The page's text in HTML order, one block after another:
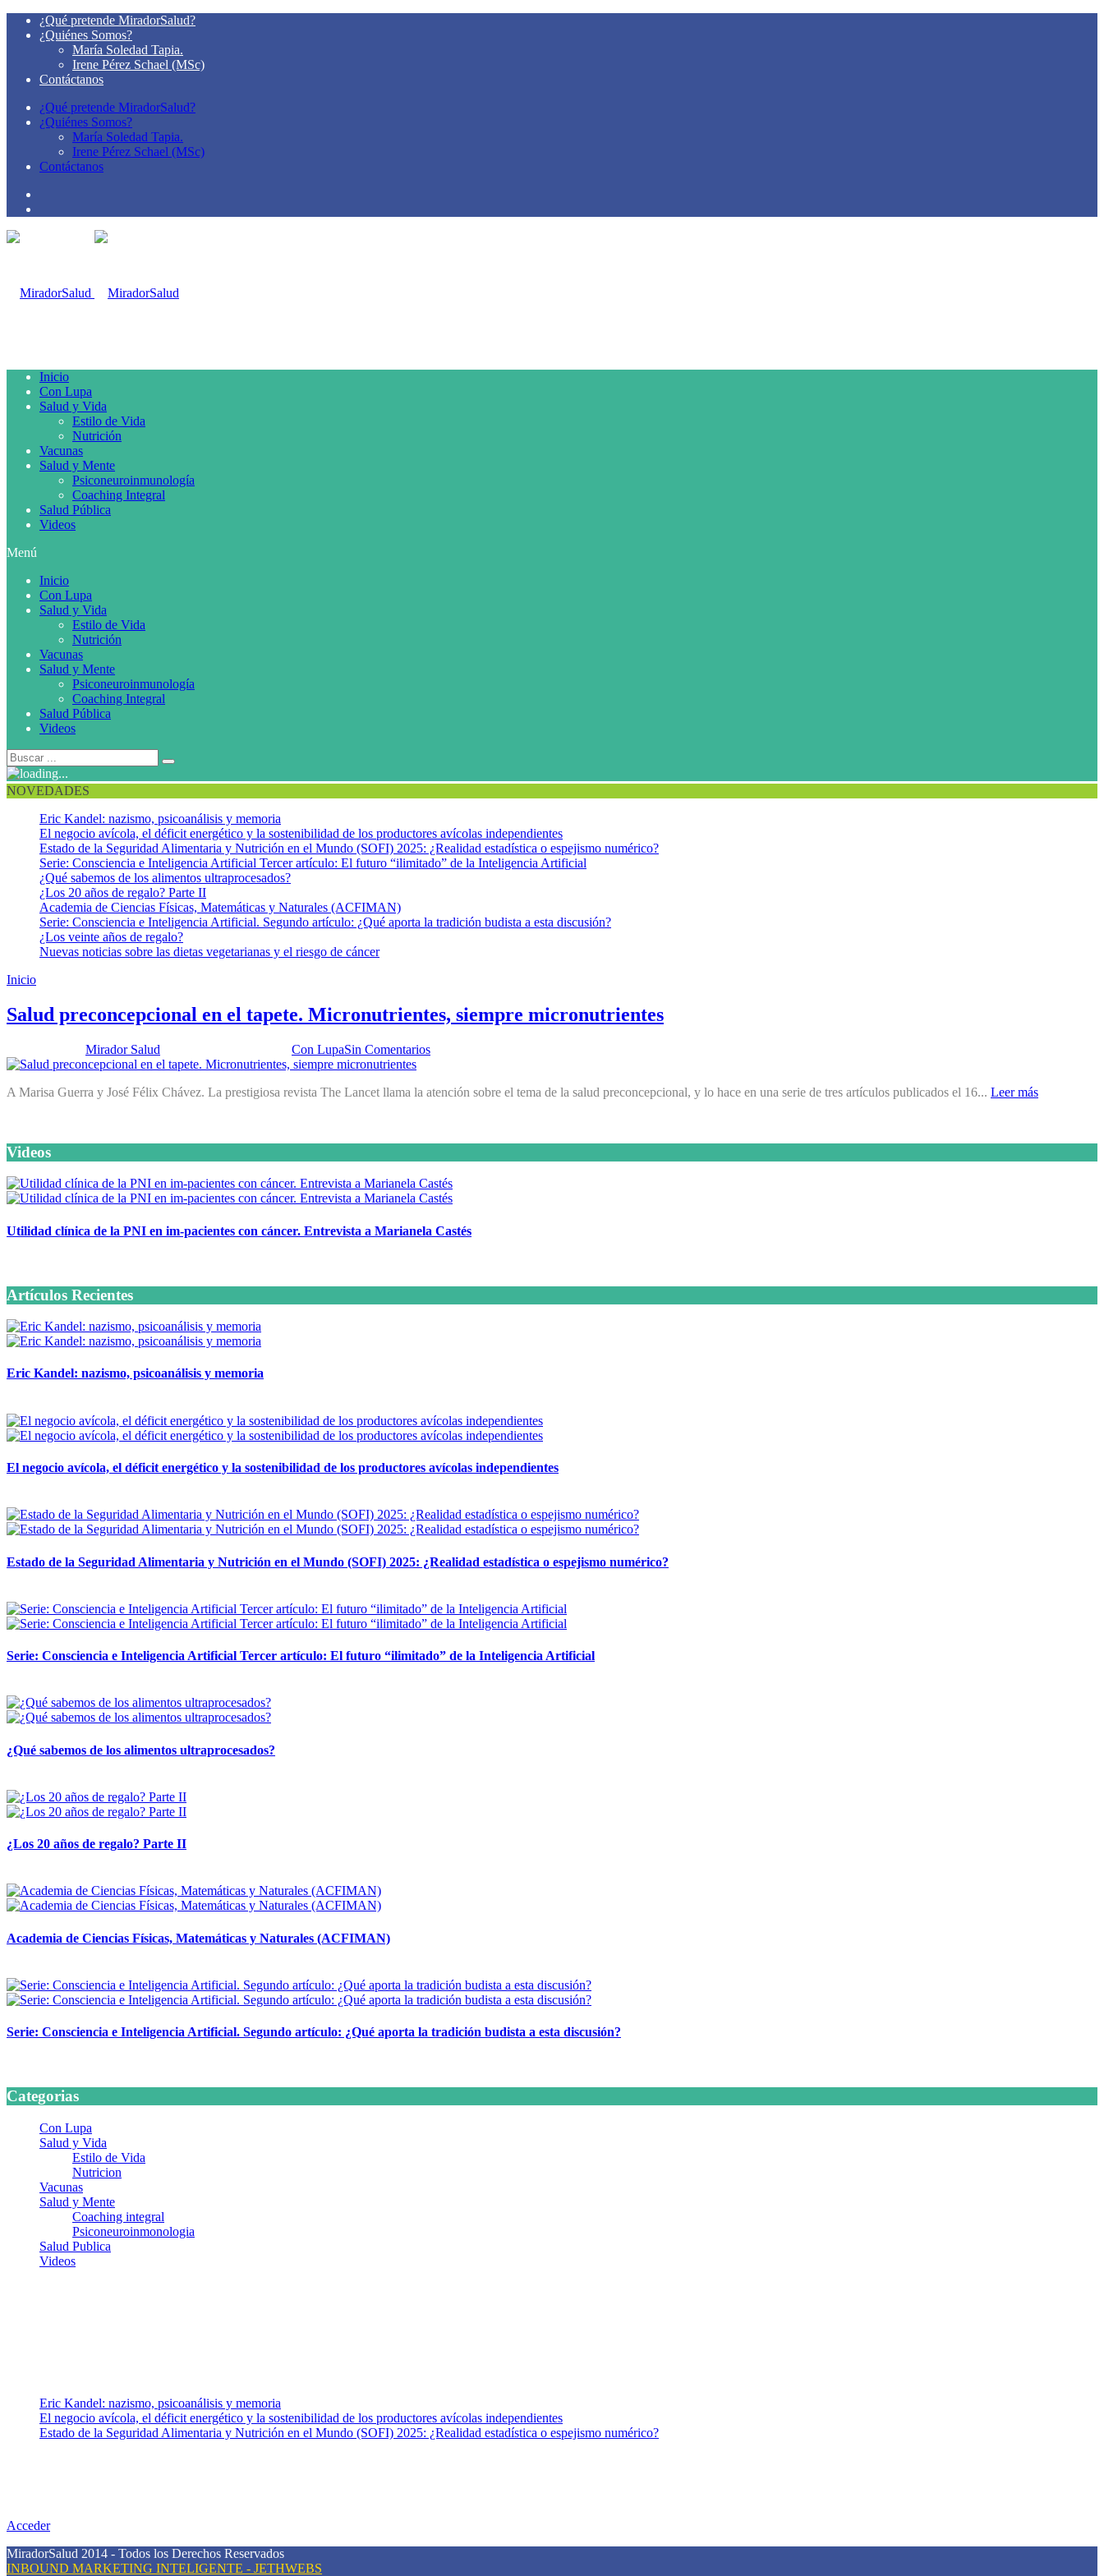
¿Qué pretende MiradorSalud?
¿Quiénes Somos?
María Soledad Tapia.
Irene Pérez Schael (MSc)
Contáctanos
¿Qué pretende MiradorSalud?
¿Quiénes Somos?
María Soledad Tapia.
Irene Pérez Schael (MSc)
Contáctanos
Inicio
Con Lupa
Salud y Vida
Estilo de Vida
Nutrición
Vacunas
Salud y Mente
Psiconeuroinmunología
Coaching Integral
Salud Pública
Videos
Menú
Inicio
Con Lupa
Salud y Vida
Estilo de Vida
Nutrición
Vacunas
Salud y Mente
Psiconeuroinmunología
Coaching Integral
Salud Pública
Videos
NOVEDADES
Eric Kandel: nazismo, psicoanálisis y memoria
El negocio avícola, el déficit energético y la sostenibilidad de los productores avícolas independientes
Estado de la Seguridad Alimentaria y Nutrición en el Mundo (SOFI) 2025: ¿Realidad estadística o espejismo numérico?
Serie: Consciencia e Inteligencia Artificial Tercer artículo: El futuro “ilimitado” de la Inteligencia Artificial
¿Qué sabemos de los alimentos ultraprocesados?
¿Los 20 años de regalo? Parte II
Academia de Ciencias Físicas, Matemáticas y Naturales (ACFIMAN)
Serie: Consciencia e Inteligencia Artificial. Segundo artículo: ¿Qué aporta la tradición budista a esta discusión?
¿Los veinte años de regalo?
Nuevas noticias sobre las dietas vegetarianas y el riesgo de cáncer
Inicio
Salud preconcepcional en el tapete. Micronutrientes, siempre micronutrientes
Mirador Salud Con LupaSin Comentarios
A Marisa Guerra y José Félix Chávez. La prestigiosa revista The Lancet llama la atención sobre el tema de la salud preconcepcional, y lo hace en una serie de tres artículos publicados el 16... Leer más
Videos
Utilidad clínica de la PNI en im-pacientes con cáncer. Entrevista a Marianela Castés
Artículos Recientes
Eric Kandel: nazismo, psicoanálisis y memoria
El negocio avícola, el déficit energético y la sostenibilidad de los productores avícolas independientes
Estado de la Seguridad Alimentaria y Nutrición en el Mundo (SOFI) 2025: ¿Realidad estadística o espejismo numérico?
Serie: Consciencia e Inteligencia Artificial Tercer artículo: El futuro “ilimitado” de la Inteligencia Artificial
¿Qué sabemos de los alimentos ultraprocesados?
¿Los 20 años de regalo? Parte II
Academia de Ciencias Físicas, Matemáticas y Naturales (ACFIMAN)
Serie: Consciencia e Inteligencia Artificial. Segundo artículo: ¿Qué aporta la tradición budista a esta discusión?
Categorias
Con Lupa
Salud y Vida
Estilo de Vida
Nutricion
Vacunas
Salud y Mente
Coaching integral
Psiconeuroinmonologia
Salud Publica
Videos
Eric Kandel: nazismo, psicoanálisis y memoria
El negocio avícola, el déficit energético y la sostenibilidad de los productores avícolas independientes
Estado de la Seguridad Alimentaria y Nutrición en el Mundo (SOFI) 2025: ¿Realidad estadística o espejismo numérico?
Acceder
MiradorSalud 2014 - Todos los Derechos Reservados
INBOUND MARKETING INTELIGENTE - JETHWEBS